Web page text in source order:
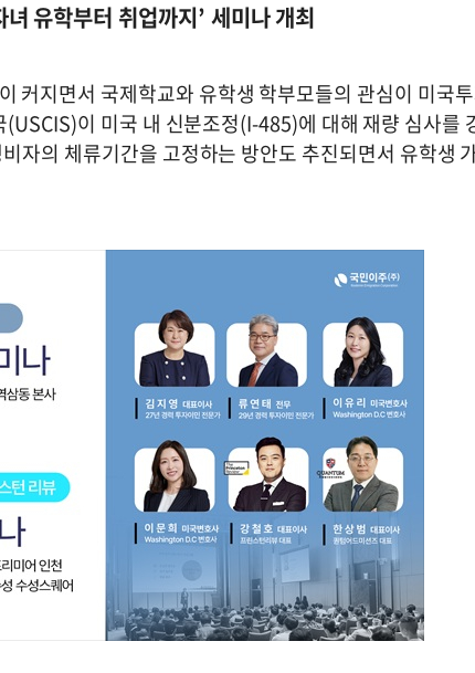
유학부터 취업까지’ 세미나 개최
커지면서 국제학교와 유학생 학부모들의 관심이 미국
이 미국 내 신분조정(I-485)에 대해 재량 심사를
자의 체류기간을 고정하는 방안도 추진되면서 유학생